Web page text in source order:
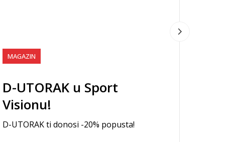
MAGAZIN
D-UTORAK u Sport
Visionu!
D-UTORAK ti donosi -20% popusta!